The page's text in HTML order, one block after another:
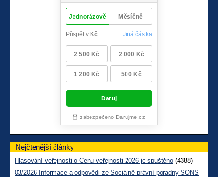
Nejčtenější články
Hlasování veřejnosti o Cenu veřejnosti 2026 je spuštěno (4388)
03/2026 Informace a odpovědi ze Sociálně právní poradny SONS